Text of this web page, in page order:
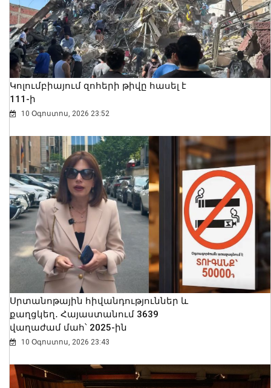
Կոլումբիայում զոհերի թիվը հասել է
111-ի
10 Օգոստոս, 2026 23:52
Սրտանոթային հիվանդություններ և
քաղցկեղ․ Հայաստանում 3639
վաղաժամ մահ՝ 2025-ին
10 Օգոստոս, 2026 23:43